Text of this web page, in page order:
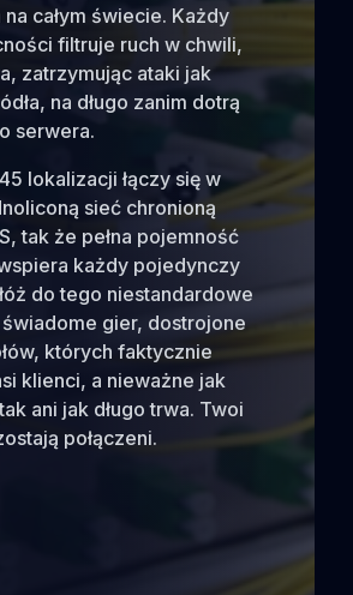
całym świecie. Każdy
filtruje ruch w chwili,
zatrzymując ataki jak
na długo zanim dotrą
serwera.
lokalizacji łączy się w
sieć chronioną
tak że pełna pojemność
każdy pojedynczy
do tego niestandardowe
gier, dostrojone
których faktycznie
klienci, a nieważne jak
ani jak długo trwa. Twoi
połączeni.